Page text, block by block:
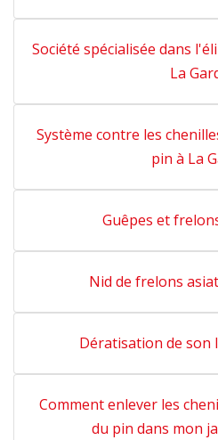
Société spécialisée dans
La
Système contre les
pin à La
Guêpes et
Nid de frelons
Dératisation de son
Comment enlever les
du pin dans mon